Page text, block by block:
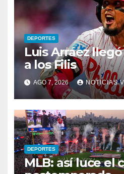
DEPORTES
Luis Arráez
a los Filis
AGO 7, 2026 NOTICIAS
DEPORTES
MLB: así luce el